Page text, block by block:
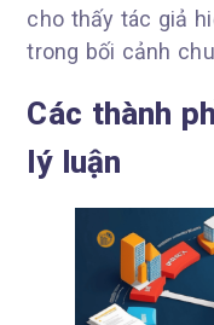
cho thấy tác giả
trong bối cảnh
Các thành
lý luận